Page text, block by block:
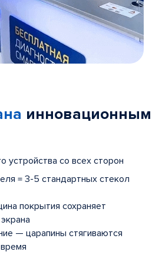
инновационным
устройства со всех сторон
= 3-5 стандартных стекол
покрытия сохраняет
— царапины стягиваются